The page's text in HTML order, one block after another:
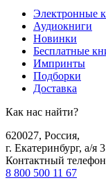
Электронные
Аудиокниги
Новинки
Бесплатные
Импринты
Подборки
Доставка
Как нас найти?
620027, Россия,
г. Екатеринбург, а/я
Контактный телефон
8 800 500 11 67